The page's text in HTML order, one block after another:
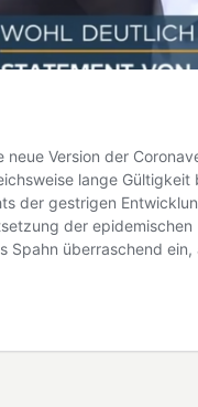
neue Version der
lange
der gestrigen
der
Spahn überraschend